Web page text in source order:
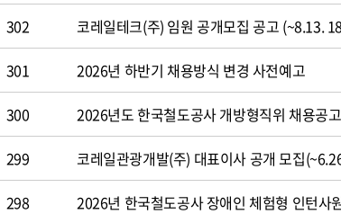
302 코레일테크(주) 임원 공개모집 공고 (~8.13.
301 2026년 하반기 채용방식 변경 사전예고
300 2026년도 한국철도공사 개방형직위 채용공
299 코레일관광개발(주) 대표이사 공개 모집
298 2026년 한국철도공사 장애인 체험형 인턴사